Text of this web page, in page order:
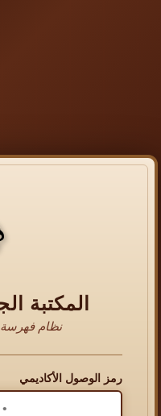
المكتبة
نظام
رمز الوصول الأكاديمي